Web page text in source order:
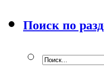
Поиск по